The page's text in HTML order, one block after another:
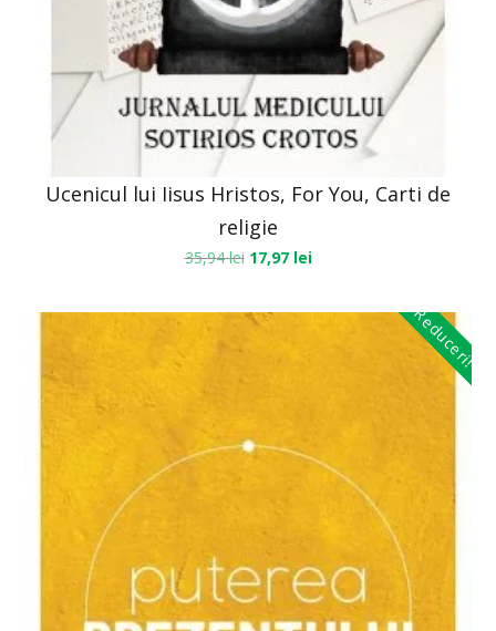
Ucenicul lui Iisus Hristos, For You, Carti de
religie
35,94lei 17,97 lei
Reduceri!